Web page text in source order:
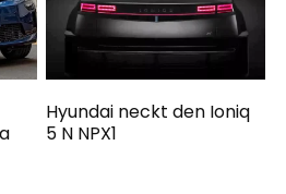
Hyundai neckt den Ioniq
5 N NPX1